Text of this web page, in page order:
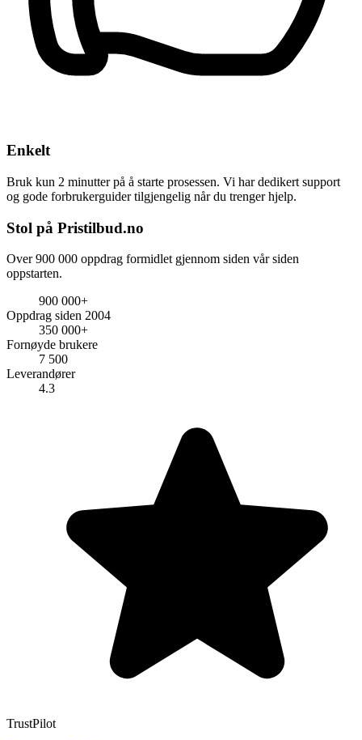
Enkelt
Bruk kun 2 minutter på å starte prosessen. Vi har dedikert support
og gode forbrukerguider tilgjengelig når du trenger hjelp.
Stol på Pristilbud.no
Over 900 000 oppdrag formidlet gjennom siden vår siden
oppstarten.
900 000+
Oppdrag siden 2004
350 000+
Fornøyde brukere
7 500
Leverandører
4.3
TrustPilot